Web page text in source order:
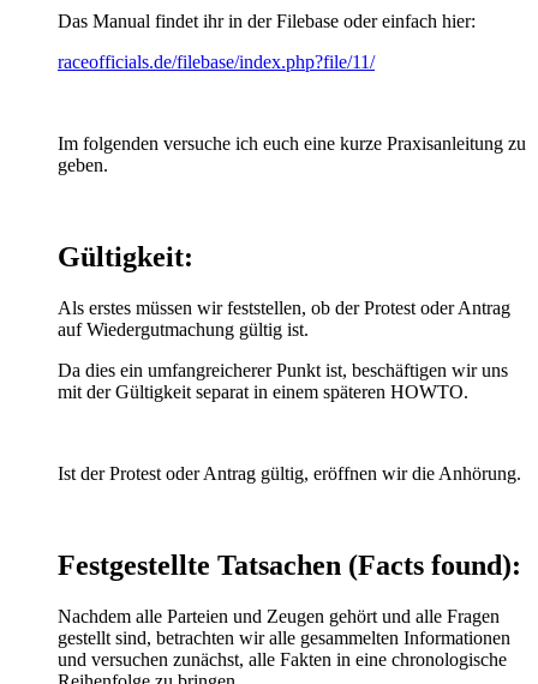
Das Manual findet ihr in der Filebase oder einfach hier:
raceofficials.de/filebase/index.php?file/11/
Im folgenden versuche ich euch eine kurze Praxisanleitung zu
geben.
Gültigkeit:
Als erstes müssen wir feststellen, ob der Protest oder Antrag
auf Wiedergutmachung gültig ist.
Da dies ein umfangreicherer Punkt ist, beschäftigen wir uns
mit der Gültigkeit separat in einem späteren HOWTO.
Ist der Protest oder Antrag gültig, eröffnen wir die Anhörung.
Festgestellte Tatsachen (Facts found):
Nachdem alle Parteien und Zeugen gehört und alle Fragen
gestellt sind, betrachten wir alle gesammelten Informationen
und versuchen zunächst, alle Fakten in eine chronologische